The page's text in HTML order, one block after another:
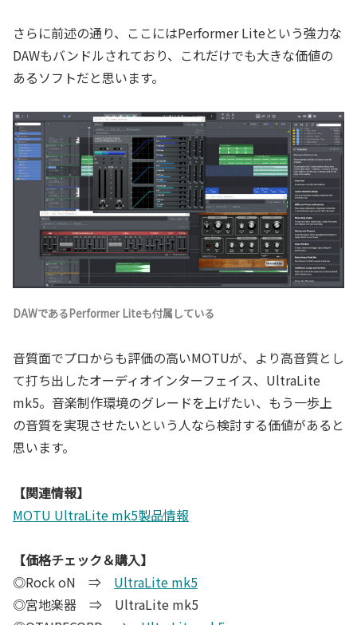
さらに前述の通り、ここにはPerformer Liteという強力な
DAWもバンドルされており、これだけでも大きな価値の
あるソフトだと思います。
DAWであるPerformer Liteも付属している
音質面でプロからも評価の高いMOTUが、より高音質とし
て打ち出したオーディオインターフェイス、UltraLite
mk5。音楽制作環境のグレードを上げたい、もう一歩上
の音質を実現させたいという人なら検討する価値があると
思います。
【関連情報】
MOTU UltraLite mk5製品情報
【価格チェック＆購入】
◎Rock oN ⇒ UltraLite mk5
◎宮地楽器 ⇒ UltraLite mk5